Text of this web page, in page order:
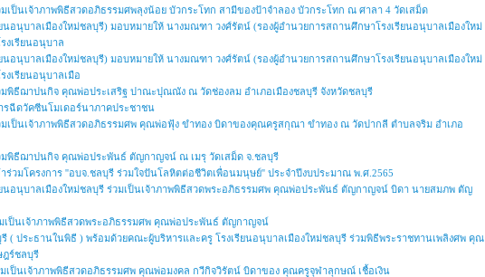
เป็นเจ้าภาพพิธีสวดอภิธรรมศพลุงน้อย บัวกระโทก สามีของป้าจำลอง บัวกระโทก ณ ศาลา 4 วัดเสม็ด
อนุบาลเมืองใหม่ชลบุรี) มอบหมายให้ นางมณฑา วงศ์รัตน์ (รองผู้อำนวยการสถานศึกษาโรงเรียนอนุบาลเมืองใหม่
งเรียนอนุบาล
อนุบาลเมืองใหม่ชลบุรี) มอบหมายให้ นางมณฑา วงศ์รัตน์ (รองผู้อำนวยการสถานศึกษาโรงเรียนอนุบาลเมืองใหม่
เรียนอนุบาลเมือ
มพิธีฌาปนกิจ คุณพ่อประเสริฐ ปาณะปุณณัง ณ วัดช่องลม อำเภอเมืองชลบุรี จังหวัดชลบุรี
รฉีดวัคซีนโมเดอร์นาภาคประชาชน
มเป็นเจ้าภาพพิธีสวดอภิธรรมศพ คุณพ่อฟุ้ง ขำทอง บิดาของคุณครูสกุณา ขำทอง ณ วัดปากลี ตำบลจริม อำเภอ
มพิธีฌาปนกิจ คุณพ่อประพันธ์ ตัญกาญจน์ ณ เมรุ วัดเสม็ด จ.ชลบุรี
ร่วมโครงการ ''อบจ.ชลบุรี ร่วมใจปันโลหิตต่อชีวิตเพื่อนมนุษย์'' ประจำปีงบประมาณ พ.ศ.2565
ยนอนุบาลเมืองใหม่ชลบุรี ร่วมเป็นเจ้าภาพพิธีสวดพระอภิธรรมศพ คุณพ่อประพันธ์ ตัญกาญจน์ บิดา นายสมภพ ตัญ
เป็นเจ้าภาพพิธีสวดพระอภิธรรมศพ คุณพ่อประพันธ์ ตัญกาญจน์
( ประธานในพิธี ) พร้อมด้วยคณะผู้บริหารและครู โรงเรียนอนุบาลเมืองใหม่ชลบุรี ร่วมพิธีพระราชทานเพลิงศพ คุณ
ฎร์ชลบุรี
เป็นเจ้าภาพพิธีสวดอภิธรรมศพ คุณพ่อมงคล กวีกิจวิรัตน์ บิดาของ คุณครูจุฬาลุกษณ์ เชื้อเงิน